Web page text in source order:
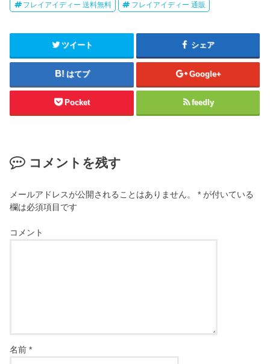
フレイアイディー 送料無料 フレイアイディー 通販
ツイート シェア
はてブ Google+
Pocket feedly
コメントを残す
メールアドレスが公開されることはありません。 * が付いている
欄は必須項目です
コメント
名前*